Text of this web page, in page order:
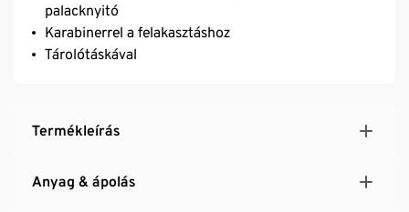
palacknyitó
Karabinerrel a felakasztáshoz
Tárolótáskával
Termékleírás
Anyag & ápolás